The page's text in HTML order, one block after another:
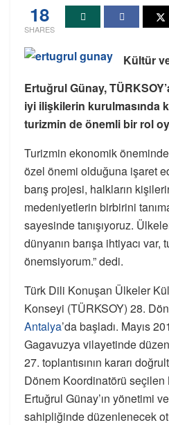
18
SHARES
Kültür
Ertuğrul Günay,
iyi ilişkilerin kurulmasında
turizmin de önemli bir rol
Turizmin ekonomik
özel önemi olduğuna işaret
barış projesi, halkların
medeniyetlerin birbirini
sayesinde tanışıyoruz.
dünyanın barışa ihtiyacı
önemsiyorum.” dedi.
Türk Dili Konuşan Ülkeler
Konseyi (TÜRKSOY) 28.
Antalya’da başladı. Mayıs
Gagavuzya vilayetinde
27. toplantısının kararı
Dönem Koordinatörü seçilen
Ertuğrul Günay’ın yönetimi
sahipliğinde düzenlenecek